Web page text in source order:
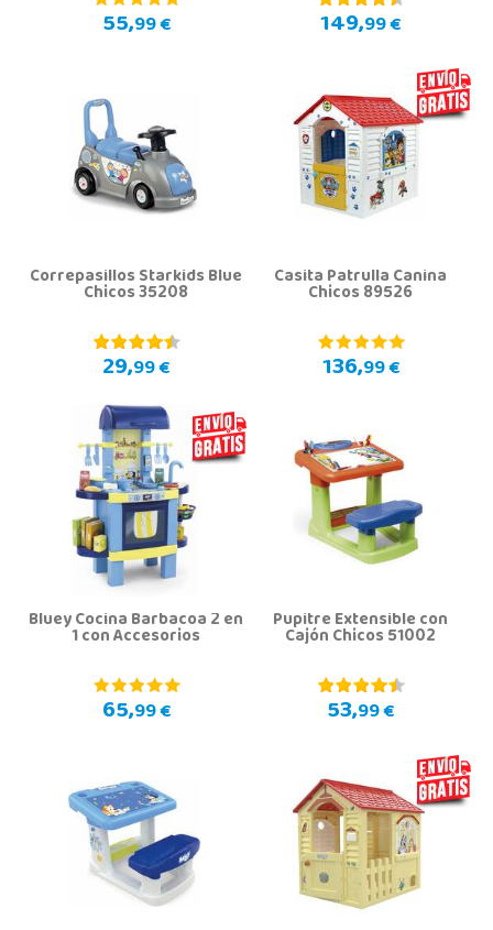
55,99 € 149,99 €
Correpasillos Starkids Blue
Chicos 35208
29,99 €
Casita Patrulla Canina
Chicos 89526
136,99 €
Bluey Cocina Barbacoa 2 en
1 con Accesorios
65,99 €
Pupitre Extensible con
Cajón Chicos 51002
53,99 €